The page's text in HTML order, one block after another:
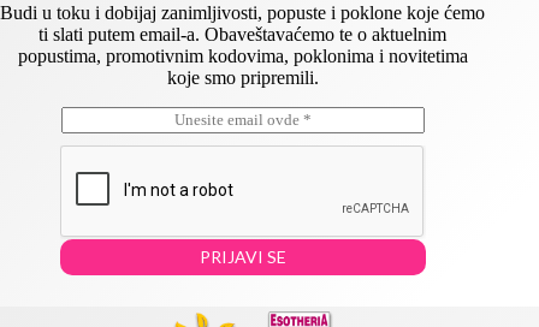
Budi u toku i dobijaj zanimljivosti, popuste i poklone koje ćemo
ti slati putem email-a. Obaveštavaćemo te o aktuelnim
popustima, promotivnim kodovima, poklonima i novitetima
koje smo pripremili.
m
m
m
PRIJAVI SE